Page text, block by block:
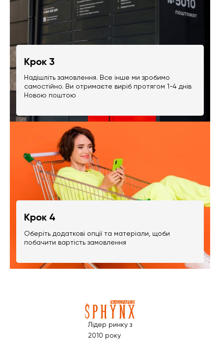
Крок 3
Надішліть замовлення. Все інше ми зробимо
самостійно. Ви отримаєте виріб протягом 1-4 днів
Новою поштою
Крок 4
Оберіть додаткові опції та матеріали, щоби
побачити вартість замовлення
Лідер ринку з
2010 року